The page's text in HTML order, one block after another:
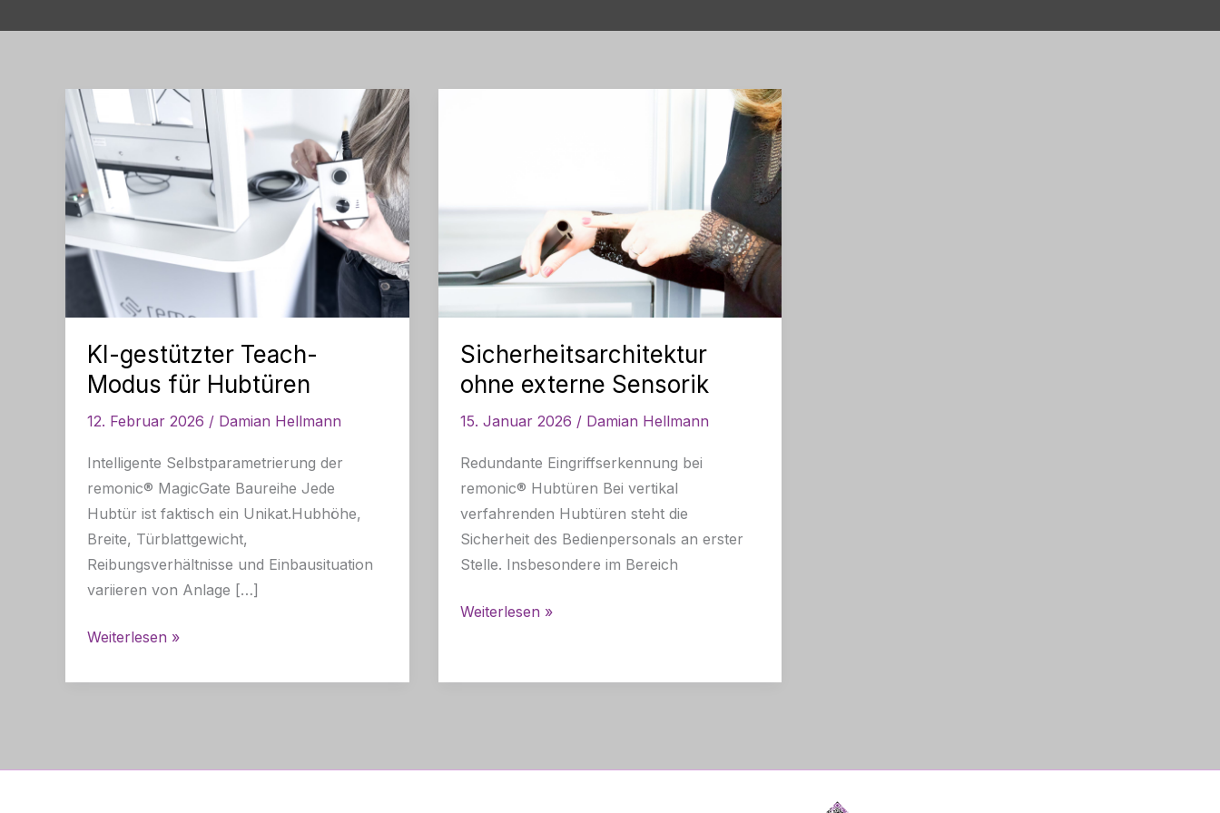
KI-gestützter Teach-
Modus für Hubtüren
12. Februar 2026 / Damian Hellmann
Intelligente Selbstparametrierung der
remonic® MagicGate Baureihe Jede
Hubtür ist faktisch ein Unikat.Hubhöhe,
Breite, Türblattgewicht,
Reibungsverhältnisse und Einbausituation
variieren von Anlage […]
KI-
Teach-
Weiterlesen »
Sicherheitsarchitektur
ohne externe Sensorik
15. Januar 2026 / Damian Hellmann
Redundante Eingriffserkennung bei
remonic® Hubtüren Bei vertikal
verfahrenden Hubtüren steht die
Sicherheit des Bedienpersonals an erster
Stelle. Insbesondere im Bereich
Sicherheitsarchitektur
Sensorik
Weiterlesen »